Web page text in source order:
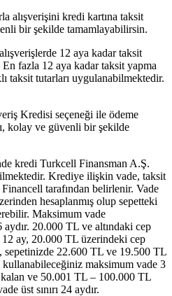
alışverişini kredi kartına taksit
bir şekilde tamamlayabilirsin.
12 aya kadar taksit
fazla 12 aya kadar taksit yapma
taksit tutarları uygulanabilmektedir.
Kredisi seçeneği ile ödeme
kolay ve güvenli bir şekilde
kredi Turkcell Finansman A.Ş.
Krediye ilişkin vade, taksit
tarafından belirlenir. Vade
hesaplanmış olup sepetteki
Maksimum vade
20.000 TL ve altındaki cep
ay, 20.000 TL üzerindeki cep
sepetinizde 22.600 TL ve 19.500 TL
maksimum vade 3
ve 50.001 TL – 100.000 TL
üst sınırı 24 aydır.